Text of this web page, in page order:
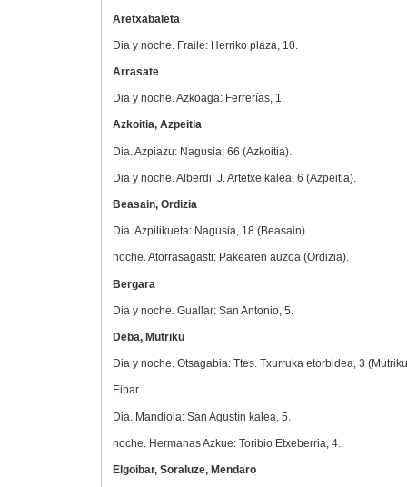
Aretxabaleta
Dia y noche. Fraile: Herriko plaza, 10.
Arrasate
Dia y noche. Azkoaga: Ferrerías, 1.
Azkoitia, Azpeitia
Dia. Azpiazu: Nagusia, 66 (Azkoitia).
Dia y noche. Alberdi: J. Artetxe kalea, 6 (Azpeitia).
Beasain, Ordizia
Dia. Azpilikueta: Nagusia, 18 (Beasain).
noche. Atorrasagasti: Pakearen auzoa (Ordizia).
Bergara
Dia y noche. Guallar: San Antonio, 5.
Deba, Mutriku
Dia y noche. Otsagabia: Ttes. Txurruka etorbidea, 3
Eibar
Dia. Mandiola: San Agustín kalea, 5.
noche. Hermanas Azkue: Toribio Etxeberria, 4.
Elgoibar, Soraluze, Mendaro